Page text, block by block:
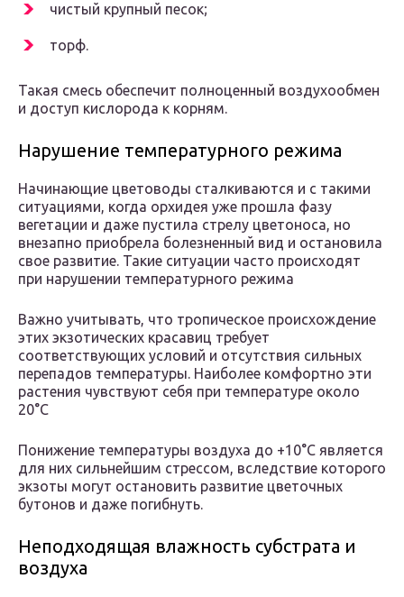
чистый крупный песок;
торф.
Такая смесь обеспечит полноценный воздухообмен
и доступ кислорода к корням.
Нарушение температурного режима
Начинающие цветоводы сталкиваются и с такими
ситуациями, когда орхидея уже прошла фазу
вегетации и даже пустила стрелу цветоноса, но
внезапно приобрела болезненный вид и остановила
свое развитие. Такие ситуации часто происходят
при нарушении температурного режима
Важно учитывать, что тропическое происхождение
этих экзотических красавиц требует
соответствующих условий и отсутствия сильных
перепадов температуры. Наиболее комфортно эти
растения чувствуют себя при температуре около
20°С
Понижение температуры воздуха до +10°С является
для них сильнейшим стрессом, вследствие которого
экзоты могут остановить развитие цветочных
бутонов и даже погибнуть.
Неподходящая влажность субстрата и
воздуха